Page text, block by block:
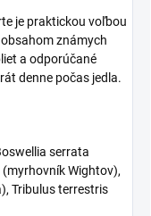
je praktickou voľbou
známych
a odporúčané
denne počas jedla.
serrata
Wightov),
Tribulus terrestris